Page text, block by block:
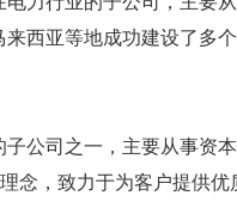
西亚等地成功建设了多个
子公司之一，主要从事资
念，致力于为客户提供优